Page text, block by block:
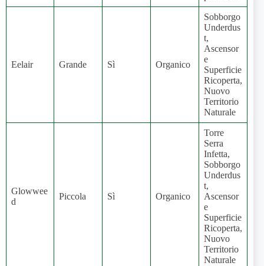
Eelair Grande Sì Organico
Sobborgo
Underdus
t,
Ascensor
e
Superficie
Ricoperta,
Nuovo
Territorio
Naturale
Glowwee
d
Piccola Sì Organico
Torre
Serra
Infetta,
Sobborgo
Underdus
t,
Ascensor
e
Superficie
Ricoperta,
Nuovo
Territorio
Naturale